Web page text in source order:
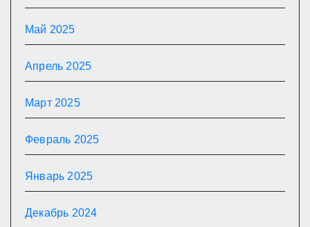
Май 2025
Апрель 2025
Март 2025
Февраль 2025
Январь 2025
Декабрь 2024